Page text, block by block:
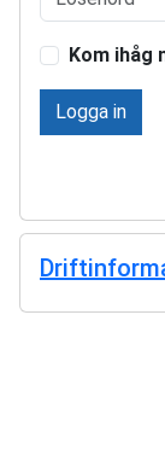
Kom ihåg
Logga in